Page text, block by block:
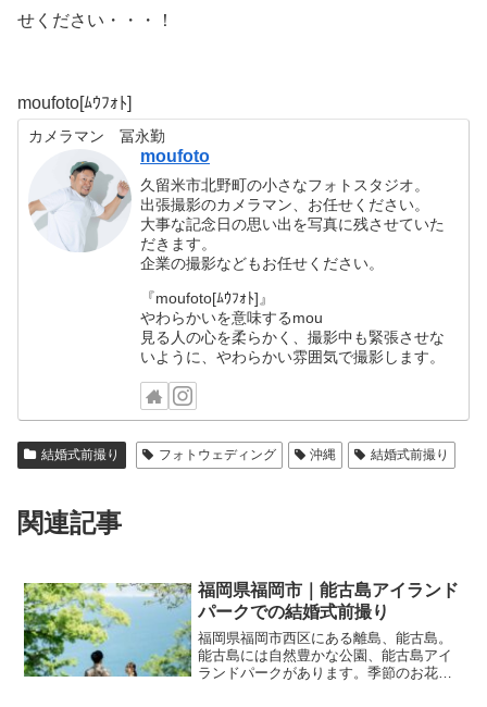
せください・・・！
moufoto[ﾑｳﾌｫﾄ]
カメラマン 冨永勤
moufoto
久留米市北野町の小さなフォトスタジオ。
出張撮影のカメラマン、お任せください。
大事な記念日の思い出を写真に残させていた
だきます。
企業の撮影などもお任せください。
『moufoto[ﾑｳﾌｫﾄ]』
やわらかいを意味するmou
見る人の心を柔らかく、撮影中も緊張させな
いように、やわらかい雰囲気で撮影します。
結婚式前撮り フォトウェディング 沖縄 結婚式前撮り
関連記事
福岡県福岡市｜能古島アイランド
パークでの結婚式前撮り
福岡県福岡市西区にある離島、能古島。
能古島には自然豊かな公園、能古島アイ
ランドパークがあります。季節のお花が